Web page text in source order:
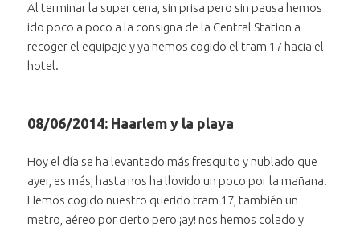
Al terminar la super cena, sin prisa pero sin pausa hemos
ido poco a poco a la consigna de la Central Station a
recoger el equipaje y ya hemos cogido el tram 17 hacia el
hotel.
08/06/2014: Haarlem y la playa
Hoy el día se ha levantado más fresquito y nublado que
ayer, es más, hasta nos ha llovido un poco por la mañana.
Hemos cogido nuestro querido tram 17, también un
metro, aéreo por cierto pero ¡ay! nos hemos colado y